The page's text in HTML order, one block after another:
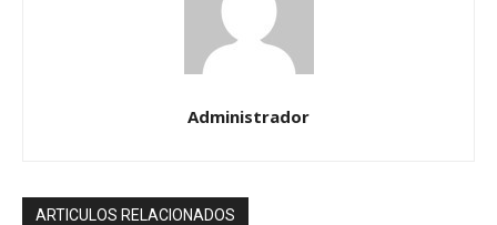
Administrador
ARTICULOS RELACIONADOS